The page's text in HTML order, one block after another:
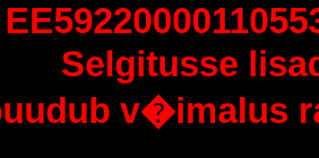
Selgitusse
v�imalus